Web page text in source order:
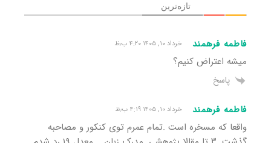
تازه‌ترین
فاطمه فرهمند خرداد ۱۰, ۱۴۰۵ ۴:۲۰ ب٫ظ
میشه اعتراض کنیم؟
پاسخ
فاطمه فرهمند خرداد ۱۰, ۱۴۰۵ ۴:۱۹ ب٫ظ
واقعا که مسخره است .تمام عمرم توی کنکور و مصاحبه